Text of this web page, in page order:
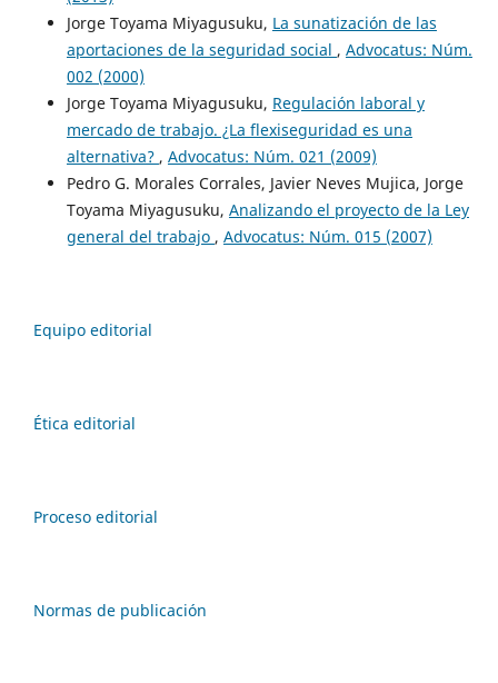
Jorge Toyama Miyagusuku, La sunatización de las
aportaciones de la seguridad social , Advocatus: Núm.
002 (2000)
Jorge Toyama Miyagusuku, Regulación laboral y
mercado de trabajo. ¿La flexiseguridad es una
alternativa? , Advocatus: Núm. 021 (2009)
Pedro G. Morales Corrales, Javier Neves Mujica, Jorge
Toyama Miyagusuku, Analizando el proyecto de la Ley
general del trabajo , Advocatus: Núm. 015 (2007)
Equipo editorial
Ética editorial
Proceso editorial
Normas de publicación